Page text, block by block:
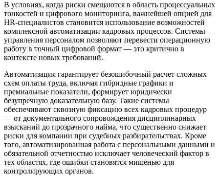
В условиях, когда риски смещаются в область процессуальных
тонкостей и цифрового мониторинга, важнейшей опцией для
HR-специалистов становится использование возможностей
комплексной автоматизации кадровых процессов. Системы
управления персоналом позволяют перевести операционную
работу в точный цифровой формат — это критично в
контексте новых требований.
Автоматизация гарантирует безошибочный расчет сложных
схем оплаты труда, включая гибридные графики и
премиальные показатели, формирует юридически
безупречную доказательную базу. Такие системы
обеспечивают сквозную фиксацию всех кадровых процедур
— от документального сопровождения дисциплинарных
взысканий до прозрачного найма, что существенно снижает
риски для компании при судебных разбирательствах. Кроме
того, автоматизированная работа с персональными данными и
обязательной отчетностью исключает человеческий фактор в
тех областях, где ошибки становятся мишенью для
контролирующих органов.